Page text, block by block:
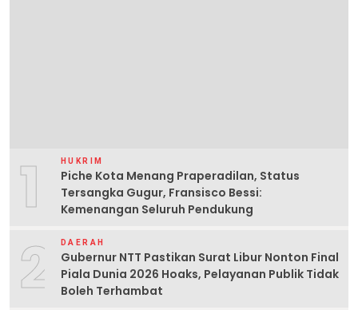
1 HUKRIM
Piche Kota Menang Praperadilan, Status
Tersangka Gugur, Fransisco Bessi:
Kemenangan Seluruh Pendukung
2 DAERAH
Gubernur NTT Pastikan Surat Libur Nonton Final
Piala Dunia 2026 Hoaks, Pelayanan Publik Tidak
Boleh Terhambat